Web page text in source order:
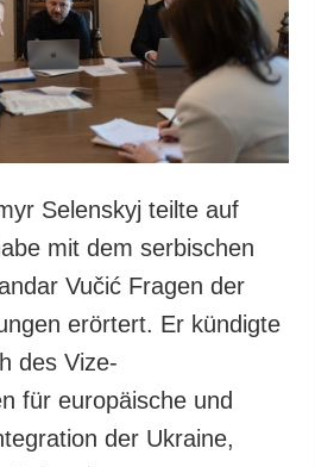
Selenskyj teilte auf
mit dem serbischen
Vučić Fragen der
erörtert. Er kündigte
des Vize-
für europäische und
der Ukraine,